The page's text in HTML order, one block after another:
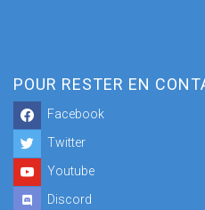
POUR RESTER EN
Facebook
Twitter
Youtube
Discord